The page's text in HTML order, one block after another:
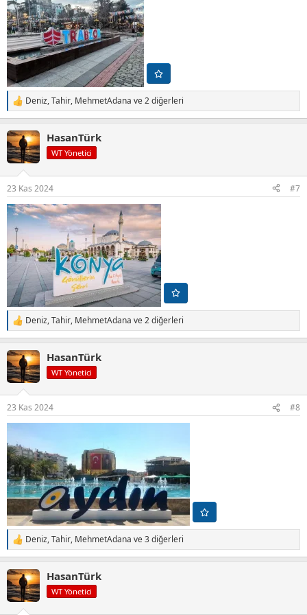
T
e
k
i
l
:
Deniz,Tahir, MehmetAdana ve 2 diğerleri
HasanTürk
WT Yönetici
23 Kas 2024 #7
T
e
k
i
l
:
Deniz,Tahir, MehmetAdana ve 2 diğerleri
HasanTürk
WT Yönetici
23 Kas 2024 #8
T
e
k
i
l
Deniz,Tahir, MehmetAdana ve 3 diğerleri
HasanTürk
WT Yönetici